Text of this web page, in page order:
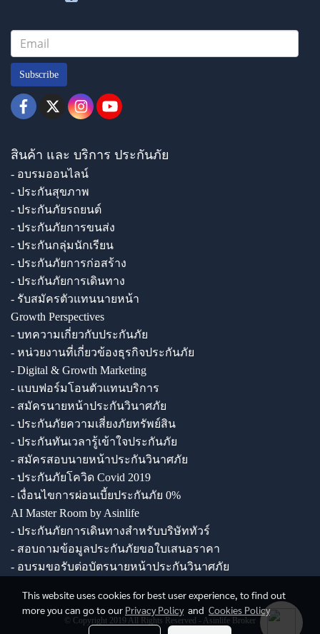
Subscribe
สินค้า และ บริการ ประกันภัย
- อบรมออนไลน์
- ประกันสุขภาพ
- ประกันภัยรถยนต์
- ประกันภัยการขนส่ง
- ประกันกลุ่มนักเรียน
- ประกันภัยการก่อสร้าง
- ประกันภัยการเดินทาง
- รับสมัครตัวแทนนายหน้า
Growth Perspectives
- บทความเกี่ยวกับประกันภัย
- หน่วยงานที่เกี่ยวข้องธุรกิจประกันภัย
- Digital & Growth Marketing
- แบบฟอร์มโอนตัวแทนบริการ
- สมัครนายหน้าประกันวินาศภัย
- ประกันภัยความเสี่ยงภัยทรัพย์สิน
- ประกันทันเวลารู้เข้าใจประกันภัย
- สมัครสอบนายหน้าประกันวินาศภัย
- ประกันภัยโควิด Covid 2019
- เงื่อนไขการผ่อนเบี้ยประกันภัย 0%
AI Master Room by Asinlife
- ประกันภัยการเดินทางสำหรับบริษัททัวร์
- สอบถามข้อมูลประกันภัยขอใบเสนอราคา
- อบรมขอรับต่อบัตรนายหน้าประกันวินาศภัย
© Copyright 2019 All Rights Reserved - Asinlife Broker
This website uses cookies for best user experience, to find out
more you can go to our Privacy Policyand Cookies Policy